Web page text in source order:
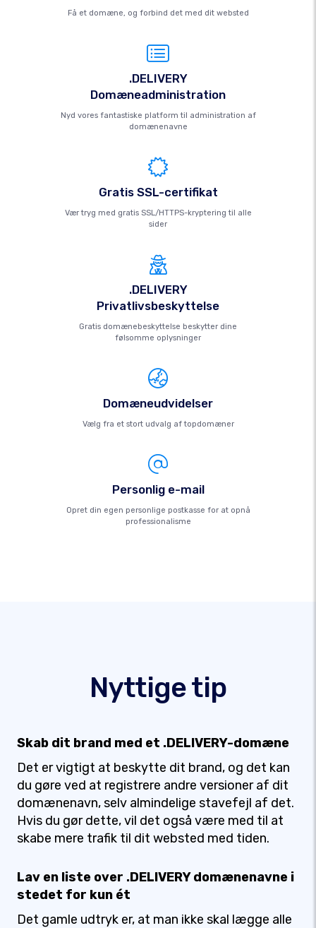
Få et domæne, og forbind det med dit websted
.DELIVERY
Domæneadministration
Nyd vores fantastiske platform til administration af
domænenavne
Gratis SSL-certifikat
Vær tryg med gratis SSL/HTTPS-kryptering til alle
sider
.DELIVERY
Privatlivsbeskyttelse
Gratis domænebeskyttelse beskytter dine
følsomme oplysninger
Domæneudvidelser
Vælg fra et stort udvalg af topdomæner
Personlig e-mail
Opret din egen personlige postkasse for at opnå
professionalisme
Nyttige tip
Skab dit brand med et .DELIVERY-domæne
Det er vigtigt at beskytte dit brand, og det kan
du gøre ved at registrere andre versioner af dit
domænenavn, selv almindelige stavefejl af det.
Hvis du gør dette, vil det også være med til at
skabe mere trafik til dit websted med tiden.
Lav en liste over .DELIVERY domænenavne i
stedet for kun ét
Det gamle udtryk er, at man ikke skal lægge alle